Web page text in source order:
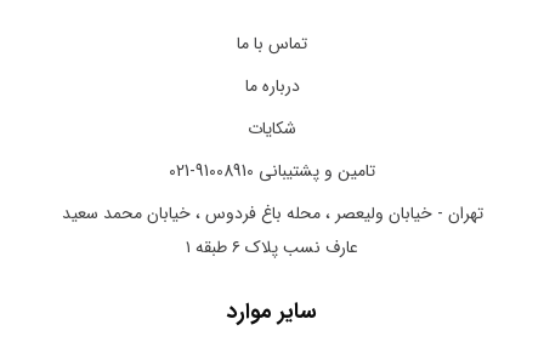
تماس با ما
درباره ما
شکایات
تامین و پشتیبانی 91008910-021
تهران - خیابان ولیعصر ، محله باغ فردوس ، خیابان محمد سعید
عارف نسب پلاک ۶ طبقه ۱
سایر موارد